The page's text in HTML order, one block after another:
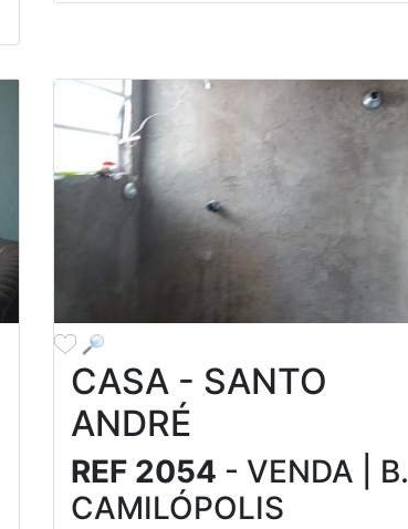
CASA - SANTO
ANDRÉ
REF 2054 - VENDA | B.
CAMILÓPOLIS